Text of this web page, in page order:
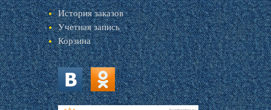
История заказов
Учетная запись
Корзина
vk.com ok.ru